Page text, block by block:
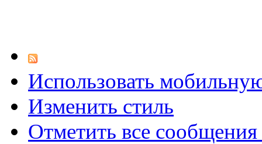
Использовать
Изменить стиль
Отметить все